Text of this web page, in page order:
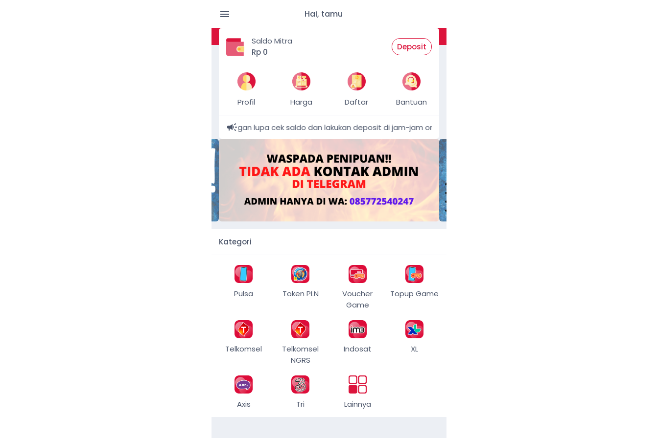
Hai, tamu
Saldo Mitra
Rp 0
Deposit
Profil Harga Daftar Bantuan
Jangan lupa cek saldo dan lakukan deposit di jam-jam online bank agar transaksimu tetap lancar.
Kategori
Pulsa Token PLN
Voucher
Game
Topup Game
Telkomsel
Telkomsel
NGRS
Indosat XL
Axis Tri Lainnya